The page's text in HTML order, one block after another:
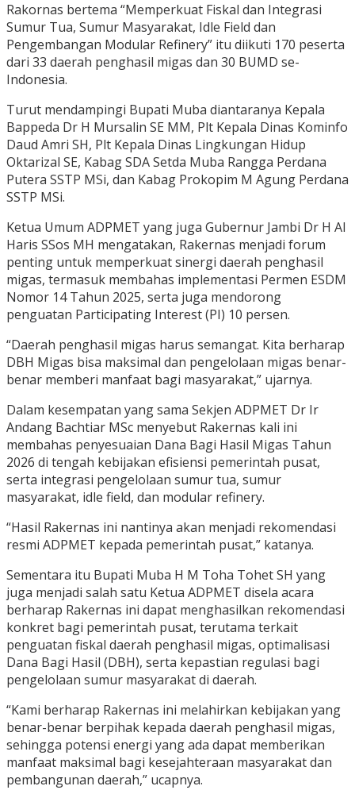
Rakornas bertema “Memperkuat Fiskal dan Integrasi
Sumur Tua, Sumur Masyarakat, Idle Field dan
Pengembangan Modular Refinery” itu diikuti 170 peserta
dari 33 daerah penghasil migas dan 30 BUMD se-
Indonesia.
Turut mendampingi Bupati Muba diantaranya Kepala
Bappeda Dr H Mursalin SE MM, Plt Kepala Dinas Kominfo
Daud Amri SH, Plt Kepala Dinas Lingkungan Hidup
Oktarizal SE, Kabag SDA Setda Muba Rangga Perdana
Putera SSTP MSi, dan Kabag Prokopim M Agung Perdana
SSTP MSi.
Ketua Umum ADPMET yang juga Gubernur Jambi Dr H Al
Haris SSos MH mengatakan, Rakernas menjadi forum
penting untuk memperkuat sinergi daerah penghasil
migas, termasuk membahas implementasi Permen ESDM
Nomor 14 Tahun 2025, serta juga mendorong
penguatan Participating Interest (PI) 10 persen.
“Daerah penghasil migas harus semangat. Kita berharap
DBH Migas bisa maksimal dan pengelolaan migas benar-
benar memberi manfaat bagi masyarakat,” ujarnya.
Dalam kesempatan yang sama Sekjen ADPMET Dr Ir
Andang Bachtiar MSc menyebut Rakernas kali ini
membahas penyesuaian Dana Bagi Hasil Migas Tahun
2026 di tengah kebijakan efisiensi pemerintah pusat,
serta integrasi pengelolaan sumur tua, sumur
masyarakat, idle field, dan modular refinery.
“Hasil Rakernas ini nantinya akan menjadi rekomendasi
resmi ADPMET kepada pemerintah pusat,” katanya.
Sementara itu Bupati Muba H M Toha Tohet SH yang
juga menjadi salah satu Ketua ADPMET disela acara
berharap Rakernas ini dapat menghasilkan rekomendasi
konkret bagi pemerintah pusat, terutama terkait
penguatan fiskal daerah penghasil migas, optimalisasi
Dana Bagi Hasil (DBH), serta kepastian regulasi bagi
pengelolaan sumur masyarakat di daerah.
“Kami berharap Rakernas ini melahirkan kebijakan yang
benar-benar berpihak kepada daerah penghasil migas,
sehingga potensi energi yang ada dapat memberikan
manfaat maksimal bagi kesejahteraan masyarakat dan
pembangunan daerah,” ucapnya.